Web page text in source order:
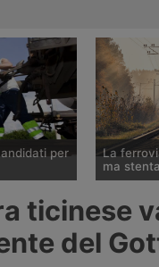
per
in Rail
Restano in
La
ma
futuro del
forte
ticinese
del